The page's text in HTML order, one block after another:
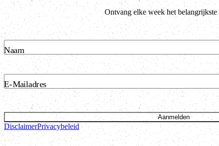
Ontvang elke week het belangrijkste
Naam
E-Mailadres
Aanmelden
DisclaimerPrivacybeleid